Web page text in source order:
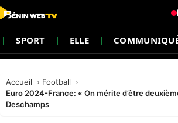
SPORT ELLE
Accueil
Football
Euro 2024-France: « On mérite d’être
Deschamps